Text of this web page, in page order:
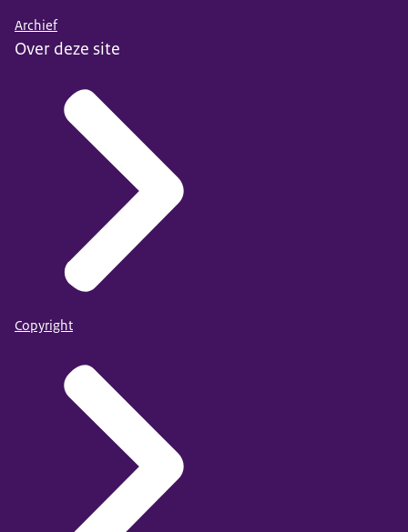
Archief
Over deze site
Copyright